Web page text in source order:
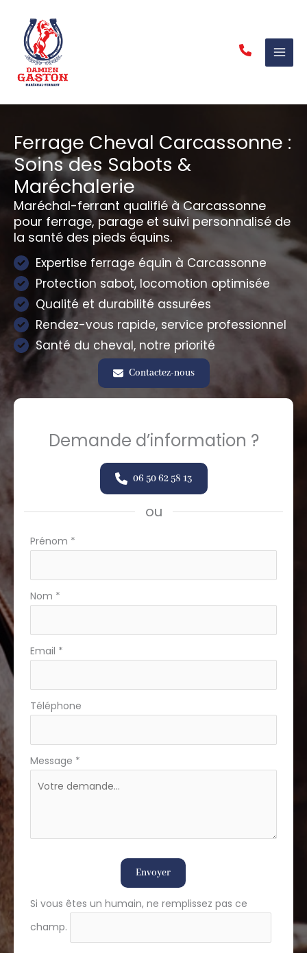
contenu
Ferrage Cheval Carcassonne :
Soins des Sabots &
Maréchalerie
Maréchal-ferrant qualifié à Carcassonne
pour ferrage, parage et suivi personnalisé de
la santé des pieds équins.
Expertise ferrage équin à Carcassonne
Protection sabot, locomotion optimisée
Qualité et durabilité assurées
Rendez-vous rapide, service professionnel
Santé du cheval, notre priorité
Contactez-nous
Demande d’information ?
06 50 62 58 13
ou
Formulaire
téléphone
Prénom *
Nom *
Email *
Téléphone
Message *
Envoyer
Si vous êtes un humain, ne remplissez pas ce
champ.